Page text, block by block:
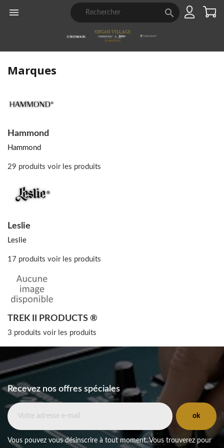
 
Marques
Hammond
Hammond
29 produits voir les produits
Leslie
Leslie
17 produits voir les produits
TREK II PRODUCTS ®
3 produits voir les produits
Recevez nos offres spéciales
Vous pouvez vous désinscrire à tout moment. Vous trouverez pour